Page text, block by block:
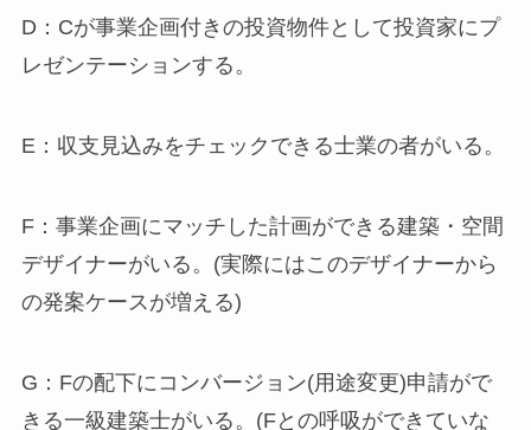
D：Cが事業企画付きの投資物件として投資家にプ
レゼンテーションする。
E：収支見込みをチェックできる士業の者がいる。
F：事業企画にマッチした計画ができる建築・空間
デザイナーがいる。(実際にはこのデザイナーから
の発案ケースが増える)
G：Fの配下にコンバージョン(用途変更)申請がで
きる一級建築士がいる。(Fとの呼吸ができていな